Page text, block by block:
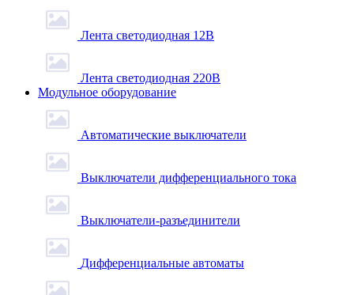
Лента светодиодная 12В
Лента светодиодная 220В
Модульное оборудование
Автоматические выключатели
Выключатели дифференциального тока
Выключатели-разъединители
Дифференциальные автоматы